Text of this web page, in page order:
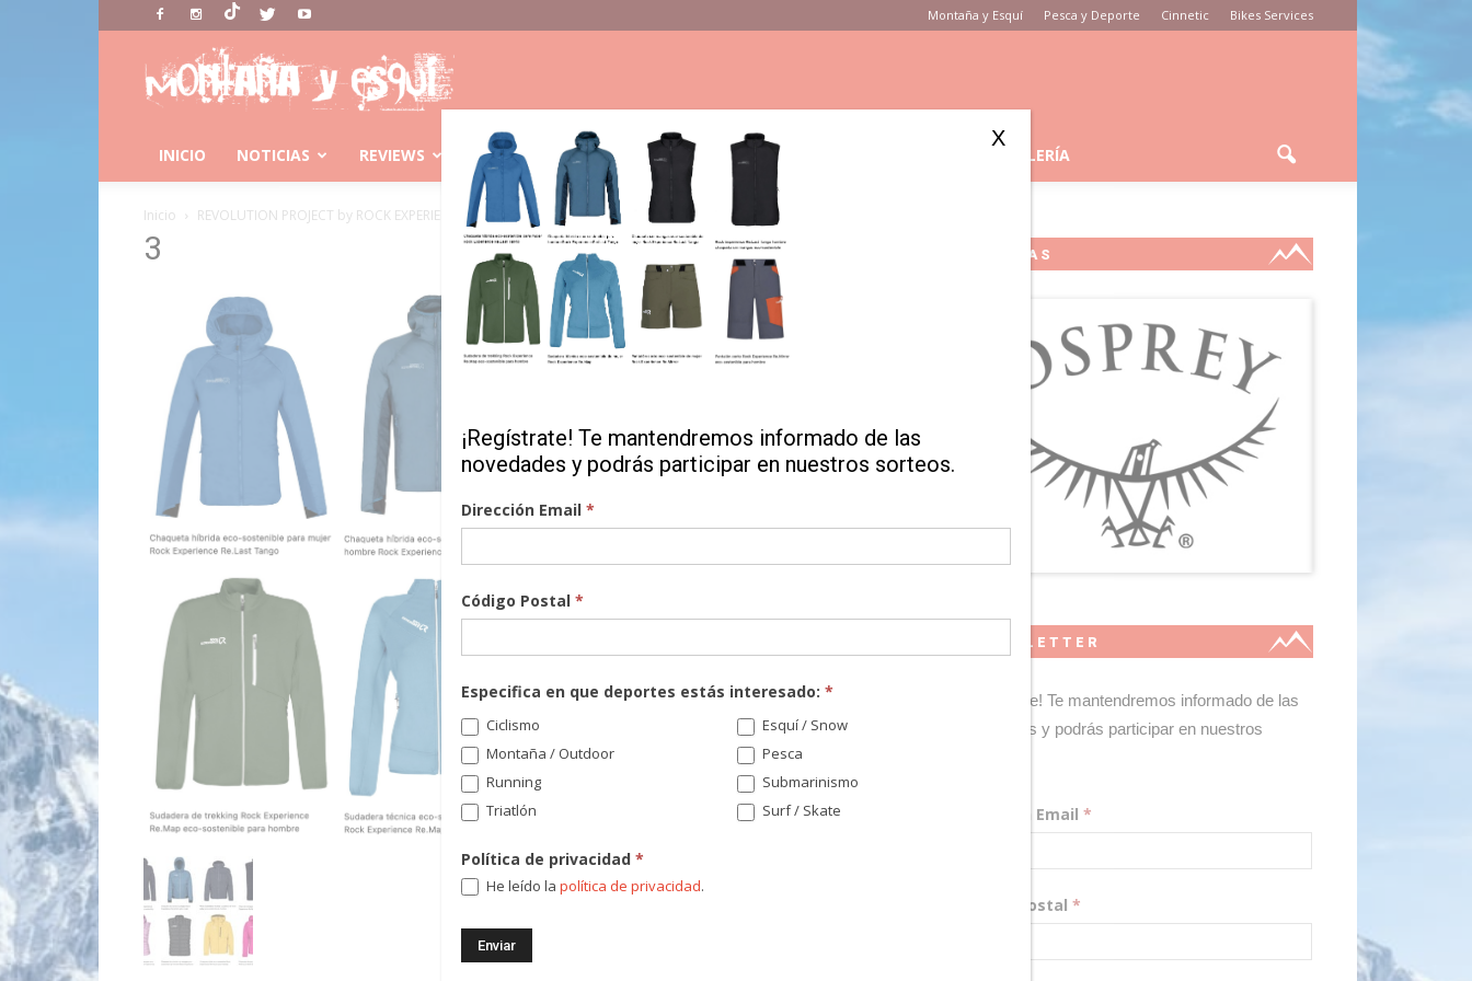
Montaña y Esquí Pesca y Deporte Cinnetic Bikes Services
Y
Esqui
INICIO NOTICIAS REVIEWS CONSEJOS PRODUCTOS MARCAS GALERÍA
Inicio REVOLUTION PROJECT by ROCK EXPERIENCE 3
3 MARCAS
NEWSLETTER
¡Regístrate! Te mantendremos informado de las
novedades y podrás participar en nuestros
Dirección Email *
Código Postal *
¡Regístrate! Te mantendremos informado de las
novedades y podrás participar en nuestros sorteos.
Dirección Email*
Código Postal*
Especifica en que deportes estás interesado:*
Ciclismo
Esquí / Snow
Montaña / Outdoor
Pesca
Running
Submarinismo
Triatlón
Surf / Skate
Política de privacidad*
He leído lapolítica de privacidad.
X